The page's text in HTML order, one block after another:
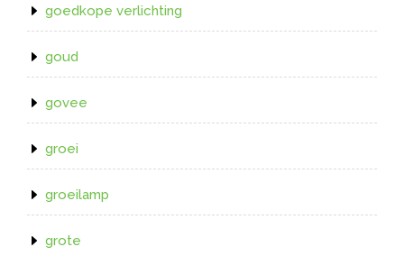
goedkope verlichting
goud
govee
groei
groeilamp
grote